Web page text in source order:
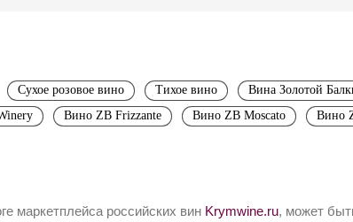
Сухое розовое вино Тихое вино
Вина Золотой
Вино ZB Frizzante Вино ZB Moscato Вино
маркетплейса российских вин Krymwine.ru, может